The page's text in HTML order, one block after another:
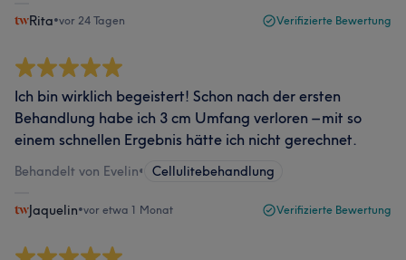
Rita•vor 24 Tagen Verifizierte Bewertung
Ich bin wirklich begeistert! Schon nach der ersten
Behandlung habe ich 3 cm Umfang verloren – mit so
einem schnellen Ergebnis hätte ich nicht gerechnet.
Behandelt von Evelin• Cellulitebehandlung
Jaquelin•vor etwa 1 Monat Verifizierte Bewertung